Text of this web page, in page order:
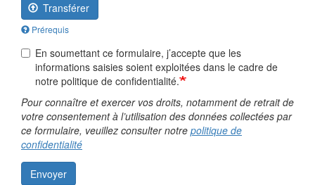
Transférer
Prérequis
En soumettant ce formulaire, j’accepte que les
informations saisies soient exploitées dans le cadre de
notre politique de confidentialité.
Pour connaître et exercer vos droits, notamment de retrait de
votre consentement à l’utilisation des données collectées par
ce formulaire, veuillez consulter notre politique de
confidentialité
Envoyer